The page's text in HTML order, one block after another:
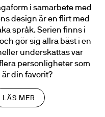
i samarbete med
design är en flirt med
språk. Serien finns i
gör sig allra bäst i en
underskattas var
personligheter som
din favorit?
LÄS MER